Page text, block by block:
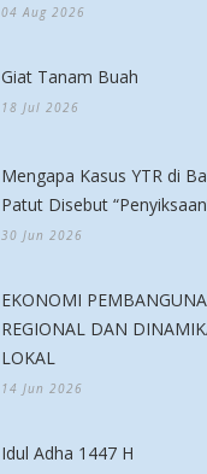
04 Aug 2026
Giat Tanam Buah
18 Jul 2026
Mengapa Kasus YTR di
Patut Disebut
30 Jun 2026
EKONOMI
REGIONAL DAN
LOKAL
14 Jun 2026
Idul Adha 1447 H